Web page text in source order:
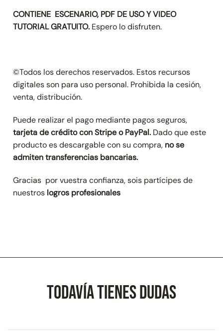
CONTIENE ESCENARIO, PDF DE USO Y VIDEO
TUTORIAL GRATUITO. Espero lo disfruten.
©Todos los derechos reservados. Estos recursos
digitales son para uso personal. Prohibida la cesión,
venta, distribución.
Puede realizar el pago mediante pagos seguros,
tarjeta de crédito con Stripeo PayPal. Dado que este
producto es descargable con su compra, no se
admiten transferencias bancarias.
Gracias por vuestra confianza, sois partícipes de
nuestros logros profesionales
Todavía tienes dudas